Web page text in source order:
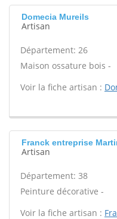
Domecia Mureils
Artisan
Département: 26
Maison ossature bois -
Voir la fiche artisan :
Franck entreprise
Artisan
Département: 38
Peinture décorative -
Voir la fiche artisan :